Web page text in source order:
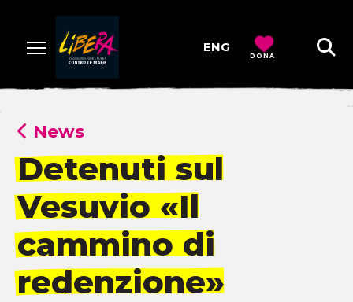
ENG
DONA
News
Detenuti sul
Vesuvio «Il
cammino di
redenzione»